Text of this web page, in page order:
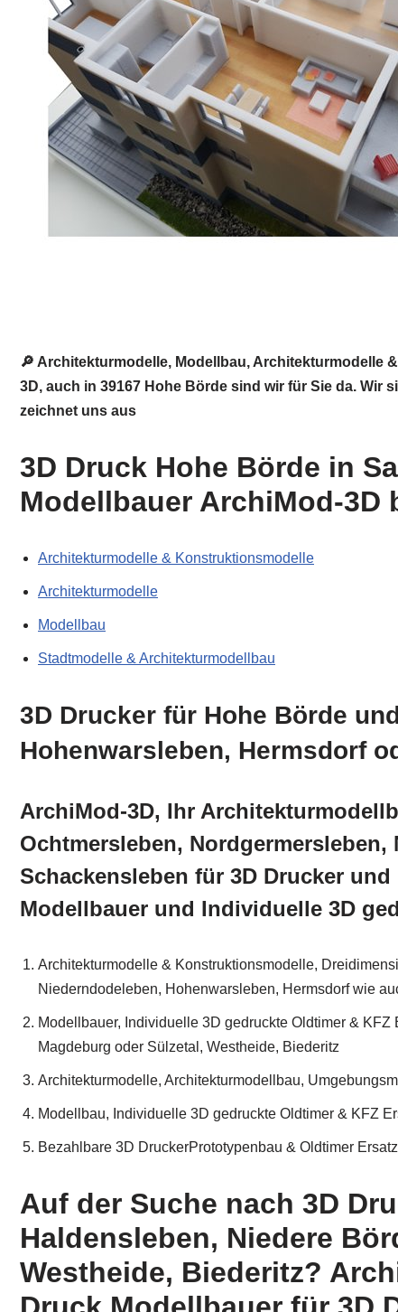
🔎 Architekturmodelle, Modellbau,
3D, auch in 39167 Hohe Börde sind wir für Sie da.
zeichnet uns aus
3D Druck Hohe Börde in
Modellbauer ArchiMod-3D
Architekturmodelle & Konstruktionsmodelle
Architekturmodelle
Modellbau
Stadtmodelle & Architekturmodellbau
3D Drucker für Hohe Börde
Hohenwarsleben, Hermsdorf
ArchiMod-3D, Ihr
Ochtmersleben,
Schackensleben für 3D Drucker
Modellbauer und Individuelle 3D
Architekturmodelle & Konstruktionsmodelle,
Niederndodeleben, Hohenwarsleben, Hermsdorf wie
Modellbauer, Individuelle 3D gedruckte Oldtimer &
Magdeburg oder Sülzetal, Westheide, Biederitz
Architekturmodelle, Architekturmodellbau,
Modellbau, Individuelle 3D gedruckte Oldtimer & KFZ
Bezahlbare 3D DruckerPrototypenbau & Oldtimer
Auf der Suche nach 3D
Haldensleben, Niedere
Westheide, Biederitz?